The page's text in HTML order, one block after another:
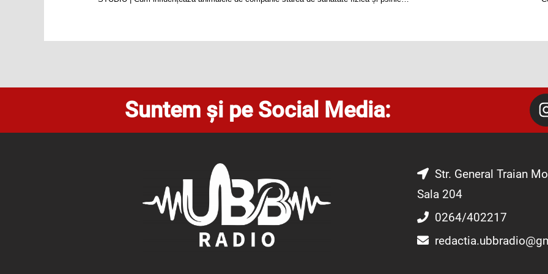
Suntem și pe Social Media:
Str. General Traian
Sala 204
0264/402217